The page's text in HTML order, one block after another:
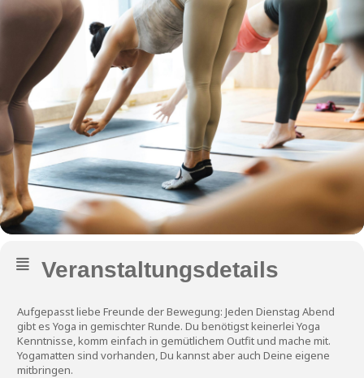
Veranstaltungsdetails
Aufgepasst liebe Freunde der Bewegung: Jeden Dienstag Abend
gibt es Yoga in gemischter Runde. Du benötigst keinerlei Yoga
Kenntnisse, komm einfach in gemütlichem Outfit und mache mit.
Yogamatten sind vorhanden, Du kannst aber auch Deine eigene
mitbringen.